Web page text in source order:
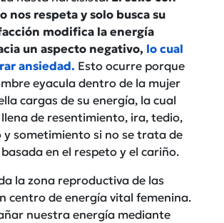
nos respeta y solo busca su
modifica la energía
un aspecto negativo, lo cual
ansiedad. Esto ocurre porque
eyacula dentro de la mujer
cargas de su energía, la cual
de resentimiento, ira, tedio,
y sometimiento si no se trata de
en el respeto y el cariño.
la zona reproductiva de las
centro de energía vital femenina.
nuestra energía mediante